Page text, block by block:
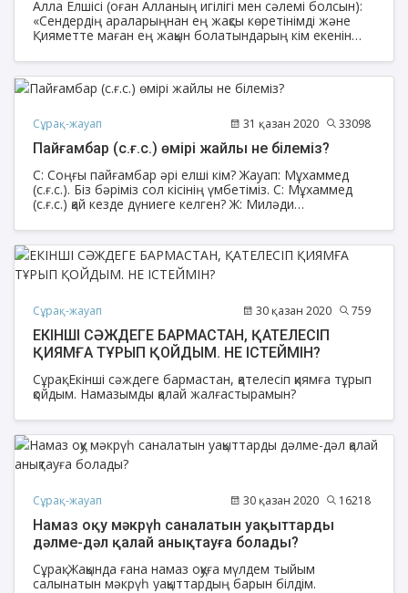
Алла Елшісі (оған Алланың игілігі мен сәлемі болсын):
«Сендердің араларыңнан ең жақсы көретінімді және
Қияметте маған ең жақын болатындарың кім екенін
Адамдар:
Сұрақ-жауап 31 қазан 2020 33098
Пайғамбар (с.ғ.с.) өмірі жайлы не білеміз?
С: Соңғы пайғамбар әрі елші кім? Жауап: Мұхаммед
(с.ғ.с.). Біз бәріміз сол кісінің үмбетіміз. С: Мұхаммед
(с.ғ.с.) қай кезде дүниеге келген? Ж: Миләди
сәуірде (мұсылманша 12 рабиғуләууәлға сәйкес келеді)
дүйсенбі күні дүниеге келген.
Сұрақ-жауап 30 қазан 2020 759
ЕКІНШІ СӘЖДЕГЕ БАРМАСТАН, ҚАТЕЛЕСІП
ҚИЯМҒА ТҰРЫП ҚОЙДЫМ. НЕ ІСТЕЙМІН?
Сұрақ: Екінші сәждеге бармастан, қателесіп қиямға тұрып
қойдым. Намазымды қалай жалғастырамын?
Сұрақ-жауап 30 қазан 2020 16218
Намаз оқу мәкрүһ саналатын уақыттарды
дәлме-дәл қалай анықтауға болады?
Сұрақ: Жақында ғана намаз оқуға мүлдем тыйым
салынатын мәкрүһ уақыттардың барын білдім.